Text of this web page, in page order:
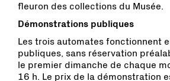
fleuron des collections du Musée.
Démonstrations publiques
Les trois automates fonctionnent
publiques, sans réservation
le premier dimanche de chaque
16 h. Le prix de la démonstration